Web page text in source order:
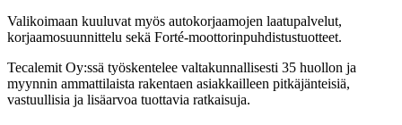
Valikoimaan kuuluvat myös autokorjaamojen laatupalvelut,
korjaamosuunnittelu sekä Forté‑moottorinpuhdistustuotteet.
Tecalemit Oy:ssä työskentelee valtakunnallisesti 35 huollon ja
myynnin ammattilaista rakentaen asiakkailleen pitkäjänteisiä,
vastuullisia ja lisäarvoa tuottavia ratkaisuja.